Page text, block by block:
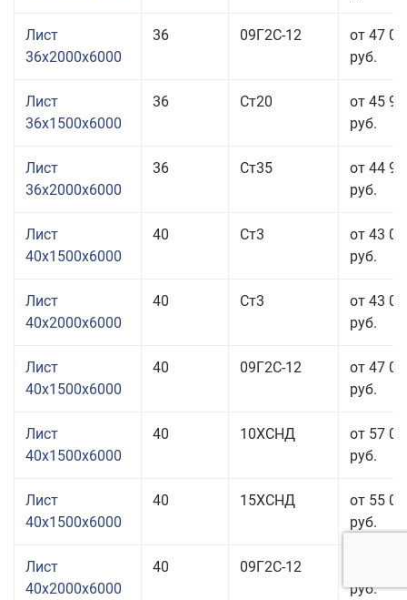
Лист
36x2000x6000
36 09Г2С-12
от 47
руб.
Лист
36x1500x6000
36 Ст20
от 45
руб.
Лист
36x2000x6000
36 Ст35
от 44
руб.
Лист
40x1500x6000
40 Ст3
от 43
руб.
Лист
40x2000x6000
40 Ст3
от 43
руб.
Лист
40x1500x6000
40 09Г2С-12
от 47
руб.
Лист
40x1500x6000
40 10ХСНД
от 57
руб.
Лист
40x1500x6000
40 15ХСНД
от 55
руб.
Лист
40x2000x6000
40 09Г2С-12
руб.